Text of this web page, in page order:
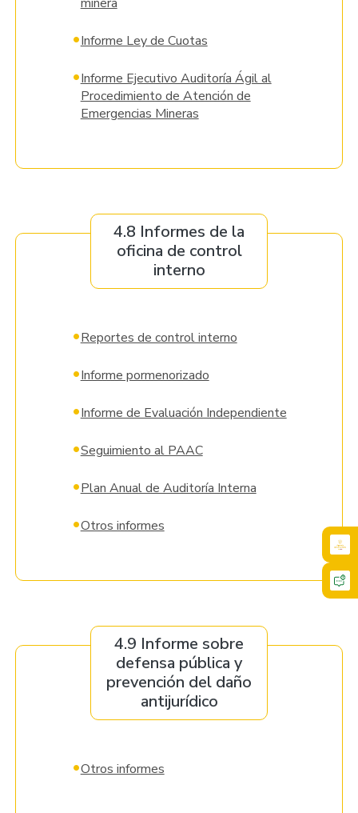
•Informe Ley de Cuotas
•Informe Ejecutivo Auditoría Ágil al
Procedimiento de Atención de
Emergencias Mineras
4.8 Informes de la
oficina de control
interno
•Reportes de control interno
•Informe pormenorizado
•Informe de Evaluación Independiente
•Seguimiento al PAAC
•Plan Anual de Auditoría Interna
•Otros informes
4.9 Informe sobre
defensa pública y
prevención del daño
antijurídico
•Otros informes